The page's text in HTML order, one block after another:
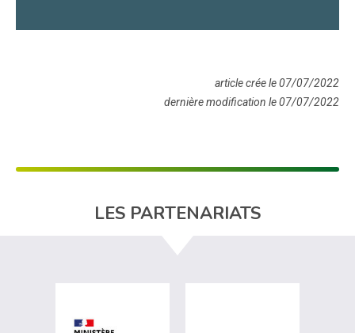
article crée le 07/07/2022
dernière modification le 07/07/2022
LES PARTENARIATS